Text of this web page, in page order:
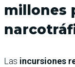
millones
Las incursiones